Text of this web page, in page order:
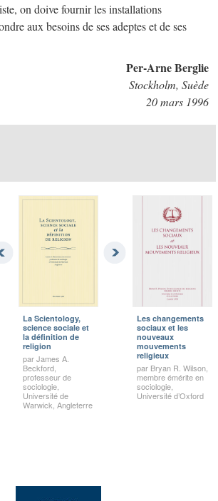
on doive fournir les installations
aux besoins de ses adeptes et de ses
Per-Arne Berglie
Stockholm, Suède
20 mars 1996
La Scientology,
science sociale et
la définition de
religion
par James A.
Beckford,
professeur de
sociologie,
Université de
Warwick, Angleterre
Les changements
sociaux et les
nouveaux
mouvements
religieux
par Bryan R. Wilson,
membre émérite en
sociologie,
Université d’Oxford